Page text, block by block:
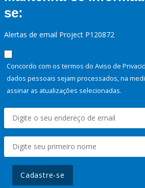
se:
Alertas de email Project P120872
Concordo com os termos do Aviso de
dados pessoais sejam processados, na
assinar as atualizações selecionadas.
Cadastre-se